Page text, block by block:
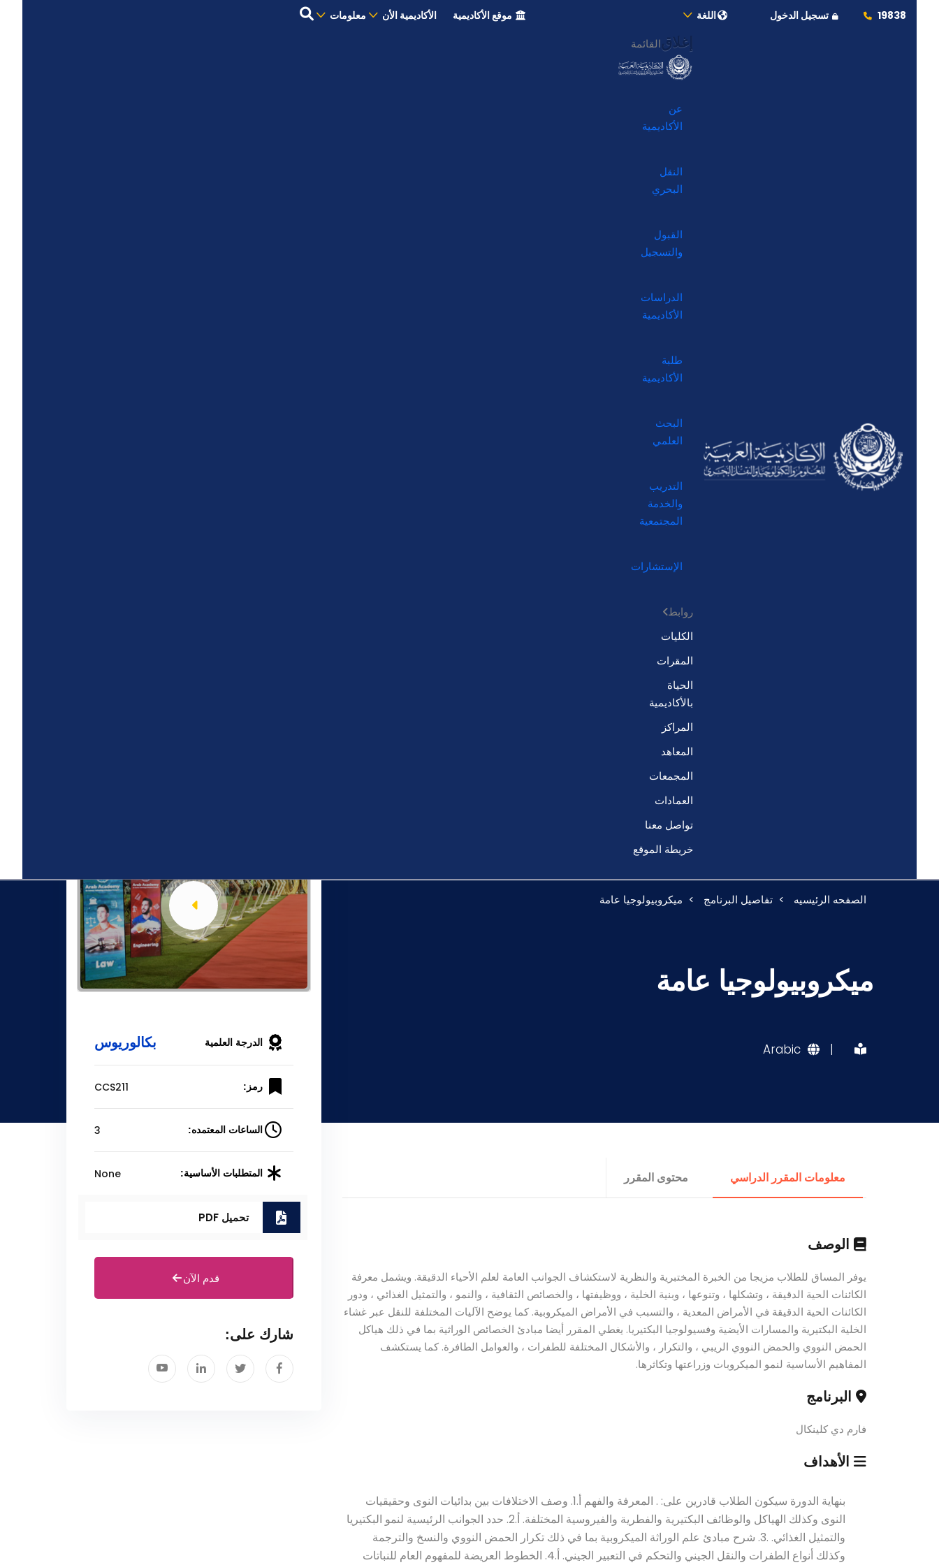
19838 تسجيل الدخول اللغة موقع الأكاديمية الأكاديمية الأن معلومات
إغلاق القائمة
عن
الأكاديمية
النقل
البحري
القبول
والتسجيل
الدراسات
الأكاديمية
طلبة
الأكاديمية
البحث
العلمي
التدريب
والخدمة
المجتمعية
الإستشارات
روابط
الكليات
المقرات
الحياة
بالأكاديمية
المراكز
المعاهد
المجمعات
العمادات
تواصل معنا
خريطة الموقع
الصفحه الرئيسيه تفاصيل البرنامج ميكروبيولوجيا عامة
ميكروبيولوجيا عامة
|
Arabic
معلومات المقرر الدراسي محتوى المقرر
الوصف
يوفر المساق للطلاب مزيجا من الخبرة المختبرية والنظرية لاستكشاف الجوانب العامة لعلم الأحياء الدقيقة. ويشمل معرفة
الكائنات الحية الدقيقة ، وتشكلها ، وتنوعها ، وبنية الخلية ، ووظيفتها ، والخصائص الثقافية ، والنمو ، والتمثيل الغذائي ، ودور
الكائنات الحية الدقيقة في الأمراض المعدية ، والتسبب في الأمراض الميكروبية. كما يوضح الآليات المختلفة للنقل عبر غشاء
الخلية البكتيرية والمسارات الأيضية وفسيولوجيا البكتيريا. يغطي المقرر أيضا مبادئ الخصائص الوراثية بما في ذلك هياكل
الحمض النووي والحمض النووي الريبي ، والتكرار ، والأشكال المختلفة للطفرات ، والعوامل الطافرة. كما يستكشف
المفاهيم الأساسية لنمو الميكروبات وزراعتها وتكاثرها.
البرنامج
فارم دي كلينكال
الأهداف
بنهاية الدورة سيكون الطلاب قادرين على: . المعرفة والفهم أ.1. وصف الاختلافات بين بدائيات النوى وحقيقيات
النوى وكذلك الهياكل والوظائف البكتيرية والفطرية والفيروسية المختلفة. أ.2. حدد الجوانب الرئيسية لنمو البكتيريا
والتمثيل الغذائي. .3. شرح مبادئ علم الوراثة الميكروبية بما في ذلك تكرار الحمض النووي والنسخ والترجمة
وكذلك أنواع الطفرات والنقل الجيني والتحكم في التعبير الجيني. أ.4. الخطوط العريضة للمفهوم العام للنباتات
الدرجة العلمية بكالوريوس
رمز: CCS211
الساعات المعتمده: 3
المتطلبات الأساسية: None
تحميل PDF
قدم الآن
شارك على: